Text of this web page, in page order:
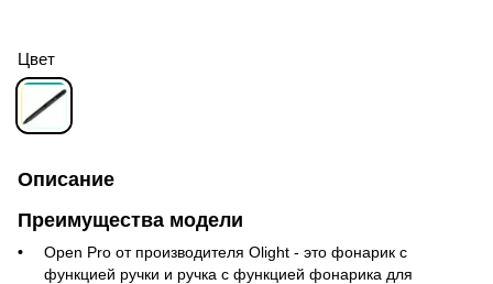
Цвет
Описание
Преимущества модели
Open Pro от производителя Olight - это фонарик с
функцией ручки и ручка с функцией фонарика для